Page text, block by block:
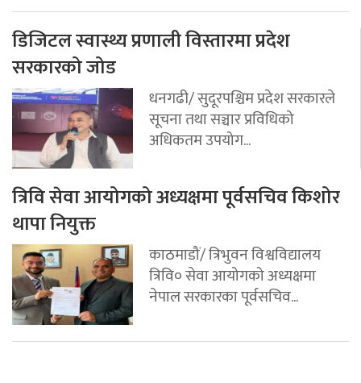
डिजिटल स्वास्थ्य प्रणाली विस्तारमा प्रदेश
सरकारको जोड
धनगढी/ सुदूरपश्चिम प्रदेश सरकारले
सूचना तथा सञ्चार प्रविधिको
अधिकतम उपयोग...
त्रिवि सेवा आयोगको अध्यक्षमा पूर्वसचिव किशोर
थापा नियुक्त
काठमाडौं/ त्रिभुवन विश्वविद्यालय
त्रिवि० सेवा आयोगको अध्यक्षमा
नेपाल सरकारका पूर्वसचिव...